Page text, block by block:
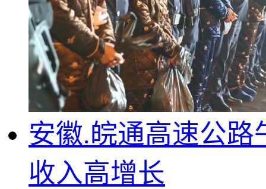
安徽.皖通高速公路
收入高增长